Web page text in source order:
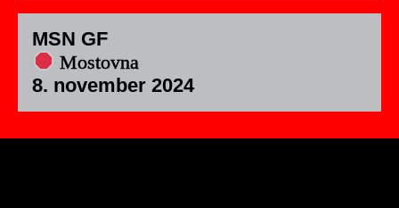
MSN GF
Mostovna
8. november 2024